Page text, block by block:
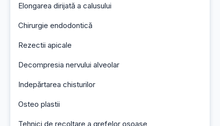
Elongarea dirijată a calusului
Chirurgie endodontică
Rezectii apicale
Decompresia nervului alveolar
Indepărtarea chisturilor
Osteo plastii
Tehnici de recoltare a grefelor osoase